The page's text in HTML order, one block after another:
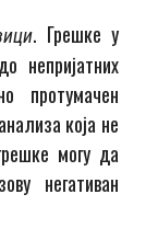
. Грешке у
непријатних
протумачен
која не
могу да
негативан